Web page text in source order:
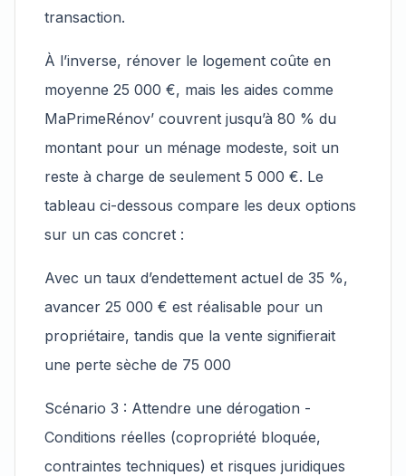
transaction.
À l’inverse, rénover le logement coûte en
moyenne 25 000 €, mais les aides comme
MaPrimeRénov’ couvrent jusqu’à 80 % du
montant pour un ménage modeste, soit un
reste à charge de seulement 5 000 €. Le
tableau ci-dessous compare les deux options
sur un cas concret :
Avec un taux d’endettement actuel de 35 %,
avancer 25 000 € est réalisable pour un
propriétaire, tandis que la vente signifierait
une perte sèche de 75 000
Scénario 3 : Attendre une dérogation -
Conditions réelles (copropriété bloquée,
contraintes techniques) et risques juridiques